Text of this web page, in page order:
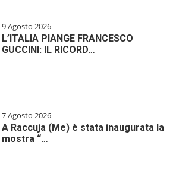
9 Agosto 2026
L’ITALIA PIANGE FRANCESCO
GUCCINI: IL RICORD…
7 Agosto 2026
A Raccuja (Me) è stata inaugurata la
mostra “…